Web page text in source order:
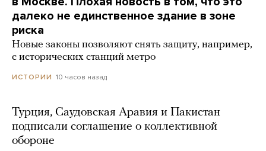
далеко не единственное здание в зоне
риска
Новые законы позволяют снять защиту, например,
с исторических станций метро
ИСТОРИИ 10 часов назад
Турция, Саудовская Аравия и Пакистан
подписали соглашение о коллективной
обороне